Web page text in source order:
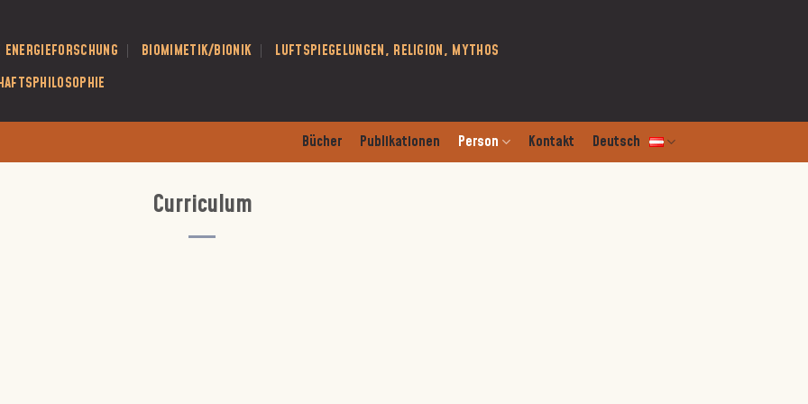
BIOMIMETIK/BIONIK
LUFTSPIEGELUNGEN, RELIGION, MYTHOS
Bücher Publikationen Person Kontakt Deutsch
Curriculum